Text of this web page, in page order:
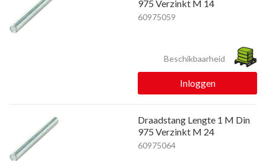
975 Verzinkt M 14
60975059
Beschikbaarheid
Inloggen
Draadstang Lengte 1 M Din
975 Verzinkt M 24
60975064